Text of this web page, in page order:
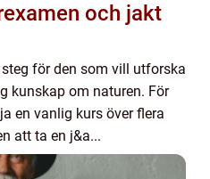
och jakt
för den som vill utforska
kunskap om naturen. För
en vanlig kurs över flera
att ta en j&a...